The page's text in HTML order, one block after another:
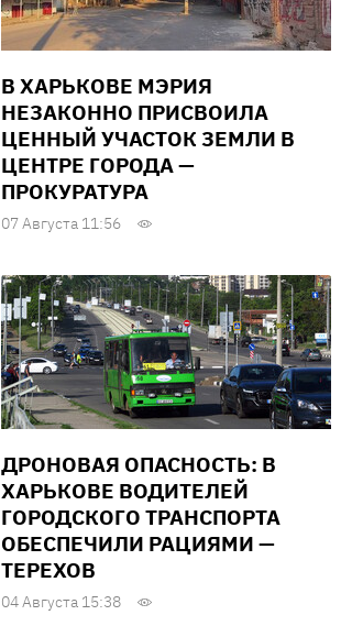
В ХАРЬКОВЕ МЭРИЯ
НЕЗАКОННО ПРИСВОИЛА
ЦЕННЫЙ УЧАСТОК ЗЕМЛИ В
ЦЕНТРЕ ГОРОДА —
ПРОКУРАТУРА
07 Августа 11:56
ДРОНОВАЯ ОПАСНОСТЬ: В
ХАРЬКОВЕ ВОДИТЕЛЕЙ
ГОРОДСКОГО ТРАНСПОРТА
ОБЕСПЕЧИЛИ РАЦИЯМИ —
ТЕРЕХОВ
04 Августа 15:38